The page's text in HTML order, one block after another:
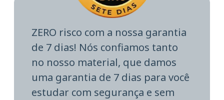
ZERO risco com a nossa garantia
de 7 dias! Nós confiamos tanto
no nosso material, que damos
uma garantia de 7 dias para você
estudar com segurança e sem